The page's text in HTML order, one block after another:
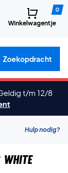
0
Winkelwagentje
Zoekopdracht
t/m 12/8
Hulp nodig?